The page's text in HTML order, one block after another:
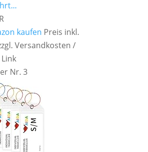
kaufen Preis inkl.
Versandkosten /
Nr. 3